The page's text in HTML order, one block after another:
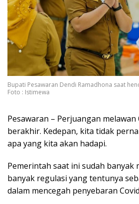
Bupati Pesawaran Dendi Ramadhona saat
Foto : Istimewa
Pesawaran – Perjuangan melawan
berakhir. Kedepan, kita tidak
apa yang kita akan hadapi.
Pemerintah saat ini sudah banyak
banyak regulasi yang tentunya
dalam mencegah penyebaran